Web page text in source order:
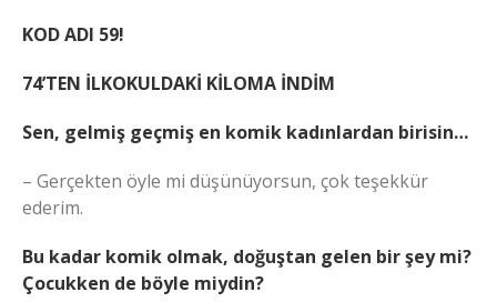
KOD ADI 59!
74’TEN İLKOKULDAKİ KİLOMA İNDİM
Sen, gelmiş geçmiş en komik kadınlardan birisin…
– Gerçekten öyle mi düşünüyorsun, çok teşekkür
ederim.
Bu kadar komik olmak, doğuştan gelen bir şey mi?
Çocukken de böyle miydin?